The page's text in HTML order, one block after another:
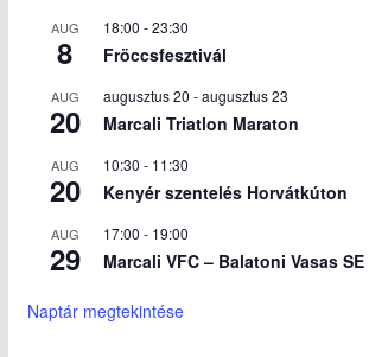
AUG
8
18:00 -23:30
Fröccsfesztivál
AUG
20
augusztus 20 -augusztus 23
Marcali Triatlon Maraton
AUG
20
10:30 - 11:30
Kenyér szentelés Horvátkúton
AUG
29
17:00 - 19:00
Marcali VFC – Balatoni Vasas SE
Naptár megtekintése